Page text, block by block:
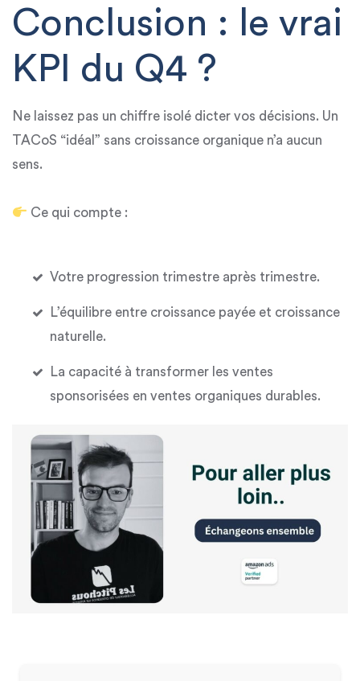
Conclusion : le vrai
KPI du Q4 ?
Ne laissez pas un chiffre isolé dicter vos décisions. Un
TACoS “idéal” sans croissance organique n’a aucun
sens.
Ce qui compte :
Votre progression trimestre après trimestre.
L’équilibre entre croissance payée et croissance
naturelle.
La capacité à transformer les ventes
sponsorisées en ventes organiques durables.